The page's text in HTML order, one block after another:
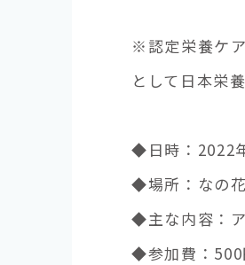
※認定栄養ケ
として日本栄
◆日時：2022
◆場所：なの
◆主な内容：
◆参加費：